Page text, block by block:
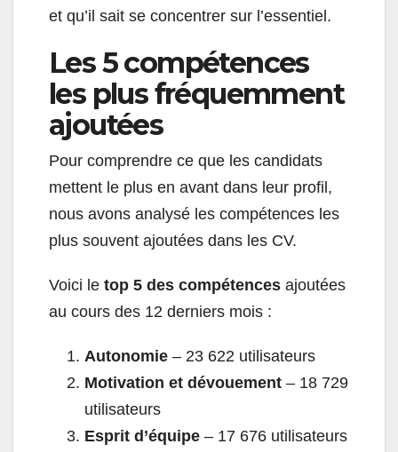
et qu’il sait se concentrer sur l’essentiel.
Les 5 compétences
les plus fréquemment
ajoutées
Pour comprendre ce que les candidats
mettent le plus en avant dans leur profil,
nous avons analysé les compétences les
plus souvent ajoutées dans les CV.
Voici le top 5 des compétences ajoutées
au cours des 12 derniers mois :
Autonomie – 23 622 utilisateurs
Motivation et dévouement – 18 729
utilisateurs
Esprit d’équipe – 17 676 utilisateurs